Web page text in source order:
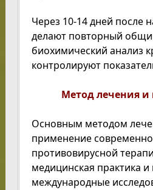
Через 10-14 дней после
делают повторный
биохимический анализ
контролируют
Метод лечения и
Основным методом
применение
противовирусной
медицинская практика
международные